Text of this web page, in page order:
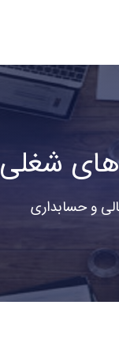
شغلی
و حسابداری